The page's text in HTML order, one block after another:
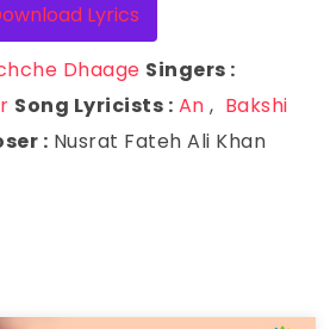
Lyrics
Dhaage Singers :
Song Lyricists : An , Bakshi
: Nusrat Fateh Ali Khan